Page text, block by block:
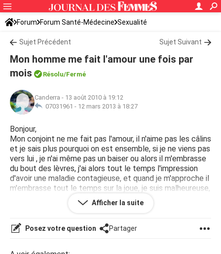
Forum Forum Santé-Médecine Sexualité
Sujet Précédent Sujet Suivant
Mon homme me fait l'amour une fois par
mois
Résolu/Fermé
Canderra - 13 août 2010 à 19:12
07031961 - 12 mars 2013 à 18:27
Bonjour,
Mon conjoint ne me fait pas l'amour, il n'aime pas les câlins
et je sais plus pourquoi on est ensemble, si je ne viens pas
vers lui , je n'ai même pas un baiser ou alors il m'embrasse
du bout des lèvres, j'ai alors tout le temps l'impression
d'avoir une maladie contagieuse, et quand je m'approche il
m'embrasse tout le temps sur la joue, je suis malheureuse,
car dépendante de lui sentimentalement et
émotionnellement , je me sens perdue
Afficher la suite
Posez votre question Partager